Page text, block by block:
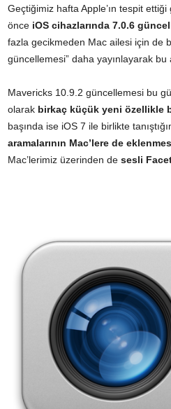
Geçtiğimiz hafta Apple’ın tespit
önce iOS cihazlarında 7.0.6
fazla gecikmeden Mac ailesi için de
güncellemesi” daha yayınlayarak bu
Mavericks 10.9.2 güncellemesi bu
olarak birkaç küçük yeni özellikle
başında ise iOS 7 ile birlikte
aramalarının Mac’lere de
Mac’lerimiz üzerinden de sesli